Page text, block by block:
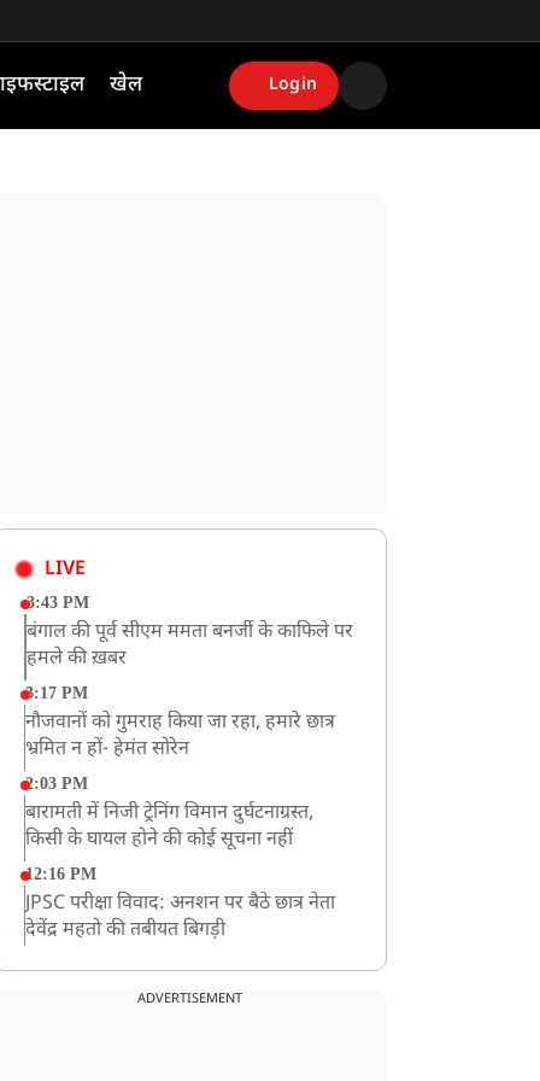
खेल Login
LIVE
3:43 PM
बंगाल की पूर्व सीएम ममता बनर्जी के काफिले पर
हमले की ख़बर
3:17 PM
नौजवानों को गुमराह किया जा रहा, हमारे छात्र
भ्रमित न हों- हेमंत सोरेन
2:03 PM
बारामती में निजी ट्रेनिंग विमान दुर्घटनाग्रस्त,
किसी के घायल होने की कोई सूचना नहीं
12:16 PM
JPSC परीक्षा विवाद: अनशन पर बैठे छात्र नेता
देवेंद्र महतो की तबीयत बिगड़ी
रांचीः छात्रों के समर्थन में विधायक जयराम महतो
ADVERTISEMENT